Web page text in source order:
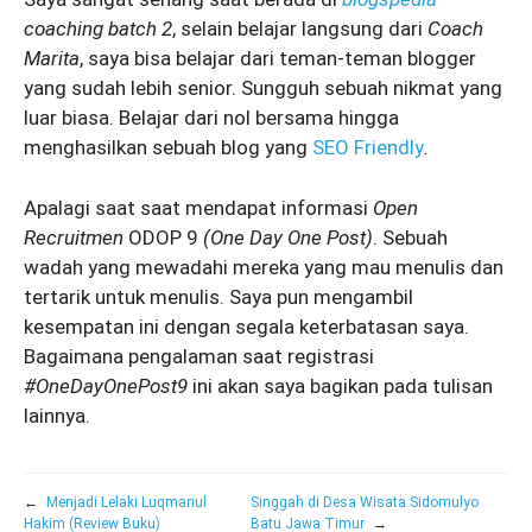
coaching batch 2, selain belajar langsung dari Coach
Marita, saya bisa belajar dari teman-teman blogger
yang sudah lebih senior. Sungguh sebuah nikmat yang
luar biasa. Belajar dari nol bersama hingga
menghasilkan sebuah blog yang SEO Friendly.
Apalagi saat saat mendapat informasi Open
Recruitmen ODOP 9 (One Day One Post). Sebuah
wadah yang mewadahi mereka yang mau menulis dan
tertarik untuk menulis. Saya pun mengambil
kesempatan ini dengan segala keterbatasan saya.
Bagaimana pengalaman saat registrasi
#OneDayOnePost9 ini akan saya bagikan pada tulisan
lainnya.
←
Menjadi Lelaki Luqmanul
Hakim (Review Buku)
Singgah di Desa Wisata Sidomulyo
Batu Jawa Timur
→